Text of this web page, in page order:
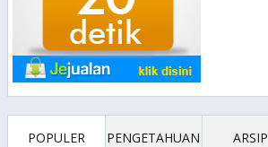
POPULER PENGETAHUAN ARSIP